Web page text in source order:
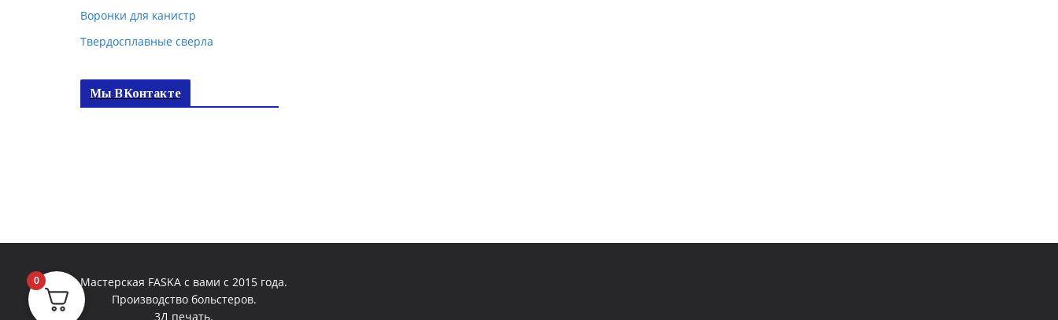
Воронки для канистр
Твердосплавные сверла
Мы ВКонтакте
Мастерская FASKA с вами с 2015 года.
Производство больстеров.
3Д печать.
0